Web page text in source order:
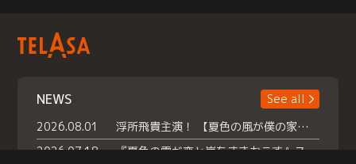
NEWS
See all
2026.08.01
浮所飛貴主演！ 【夏色の風が僕の家にやってきた】 本日よりテラサで独占配信スタート！
2026.07.18
『夏色の雲が恋と嵐をまきおこす』スペシャルメイキング 【Part1】2026年７月18日（土）23時30分～配信スタート！話題のシーンの裏側を大公開！豪華キャスト大集合！ 『武宮家 真夏の家族会議』開催！